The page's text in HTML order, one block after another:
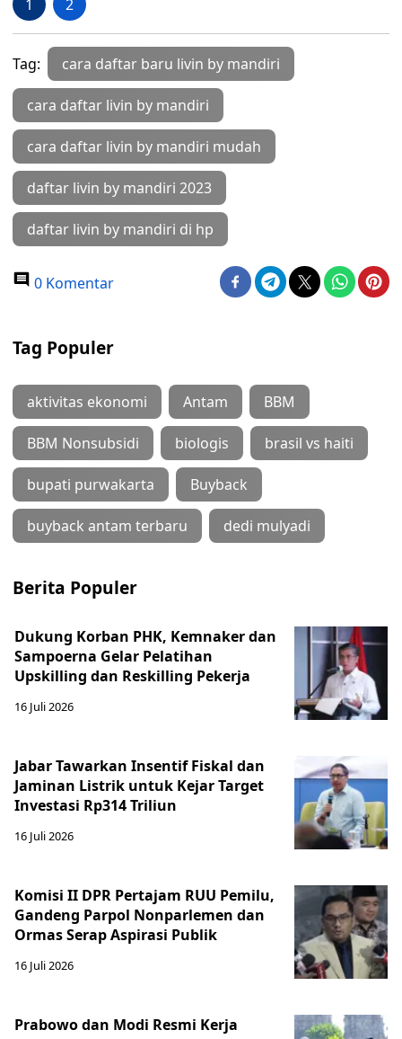
1 2
Tag: cara daftar baru livin by mandiri
cara daftar livin by mandiri
cara daftar livin by mandiri mudah
daftar livin by mandiri 2023
daftar livin by mandiri di hp
0 Komentar
Tag Populer
aktivitas ekonomi Antam BBM
BBM Nonsubsidi biologis brasil vs haiti
bupati purwakarta Buyback
buyback antam terbaru dedi mulyadi
Berita Populer
Dukung Korban PHK, Kemnaker dan
Sampoerna Gelar Pelatihan
Upskilling dan Reskilling Pekerja
16 Juli 2026
Jabar Tawarkan Insentif Fiskal dan
Jaminan Listrik untuk Kejar Target
Investasi Rp314 Triliun
16 Juli 2026
Komisi II DPR Pertajam RUU Pemilu,
Gandeng Parpol Nonparlemen dan
Ormas Serap Aspirasi Publik
16 Juli 2026
Prabowo dan Modi Resmi Kerja